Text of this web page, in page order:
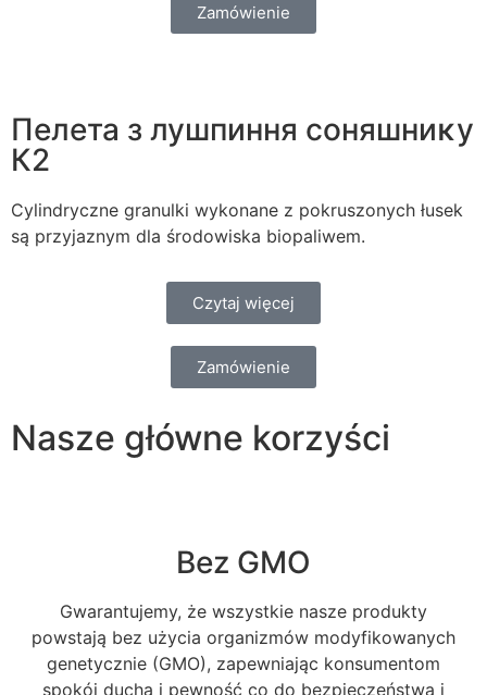
Zamówienie
Пелета з лушпиння соняшниĸу
К2
Cylindryczne granulki wykonane z pokruszonych łusek
są przyjaznym dla środowiska biopaliwem.
Czytaj więcej
Zamówienie
Nasze główne korzyści
Bez GMO
Gwarantujemy, że wszystkie nasze produkty
powstają bez użycia organizmów modyfikowanych
genetycznie (GMO), zapewniając konsumentom
spokój ducha i pewność co do bezpieczeństwa i